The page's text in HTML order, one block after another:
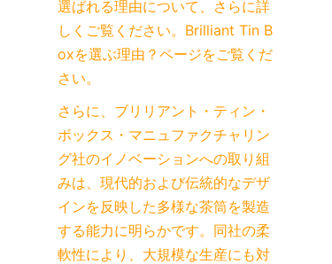
選ばれる理由について、さらに詳
しくご覧ください。 Brilliant Tin B
oxを選ぶ理由？ ページをご覧くだ
さい。
さらに、ブリリアント・ティン・
ボックス・マニュファクチャリン
グ社のイノベーションへの取り組
みは、現代的および伝統的なデザ
インを反映した多様な茶筒を製造
する能力に明らかです。同社の柔
軟性により、大規模な生産にも対